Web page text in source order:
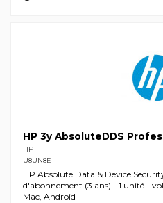
HP 3y AbsoluteDDS
HP
U8UN8E
HP Absolute Data & Device
d'abonnement (3 ans) - 1 unité -
Mac, Android